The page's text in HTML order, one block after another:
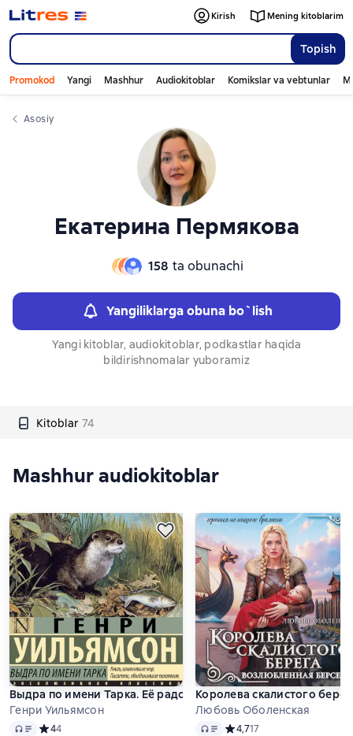
Topish
Kirish Mening kitoblarim
Promokod Yangi Mashhur Audiokitoblar Komikslar va vebtunlar
Asosiy
Екатерина Пермякова
158 ta obunachi
Yangiliklarga obuna bo`lish
Yangi kitoblar, audiokitoblar, podkastlar haqida
bildirishnomalar yuboramiz
Kitoblar 74
Слайдер с книгами
Mashhur audiokitoblar
Выдра по имени Тарка. Её радостная жизнь и её смерть в
Генри Уильямсон
Audio Средний рейтинг 4 на основе 4 оценок
44
Королева скалистого
Любовь Оболенская
Audio Средний рейтинг 4,7 на
4,717